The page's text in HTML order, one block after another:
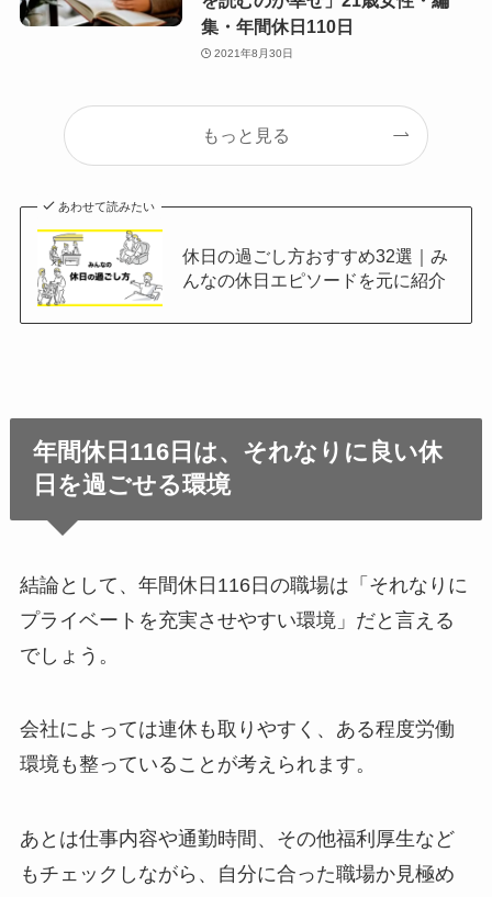
集・年間休日110日
2021年8月30日
もっと見る
あわせて読みたい
休日の過ごし方おすすめ32選｜み
んなの休日エピソードを元に紹介
年間休日116日は、それなりに良い休
日を過ごせる環境
結論として、年間休日116日の職場は「それなりに
プライベートを充実させやすい環境」だと言える
でしょう。
会社によっては連休も取りやすく、ある程度労働
環境も整っていることが考えられます。
あとは仕事内容や通勤時間、その他福利厚生など
もチェックしながら、自分に合った職場か見極め